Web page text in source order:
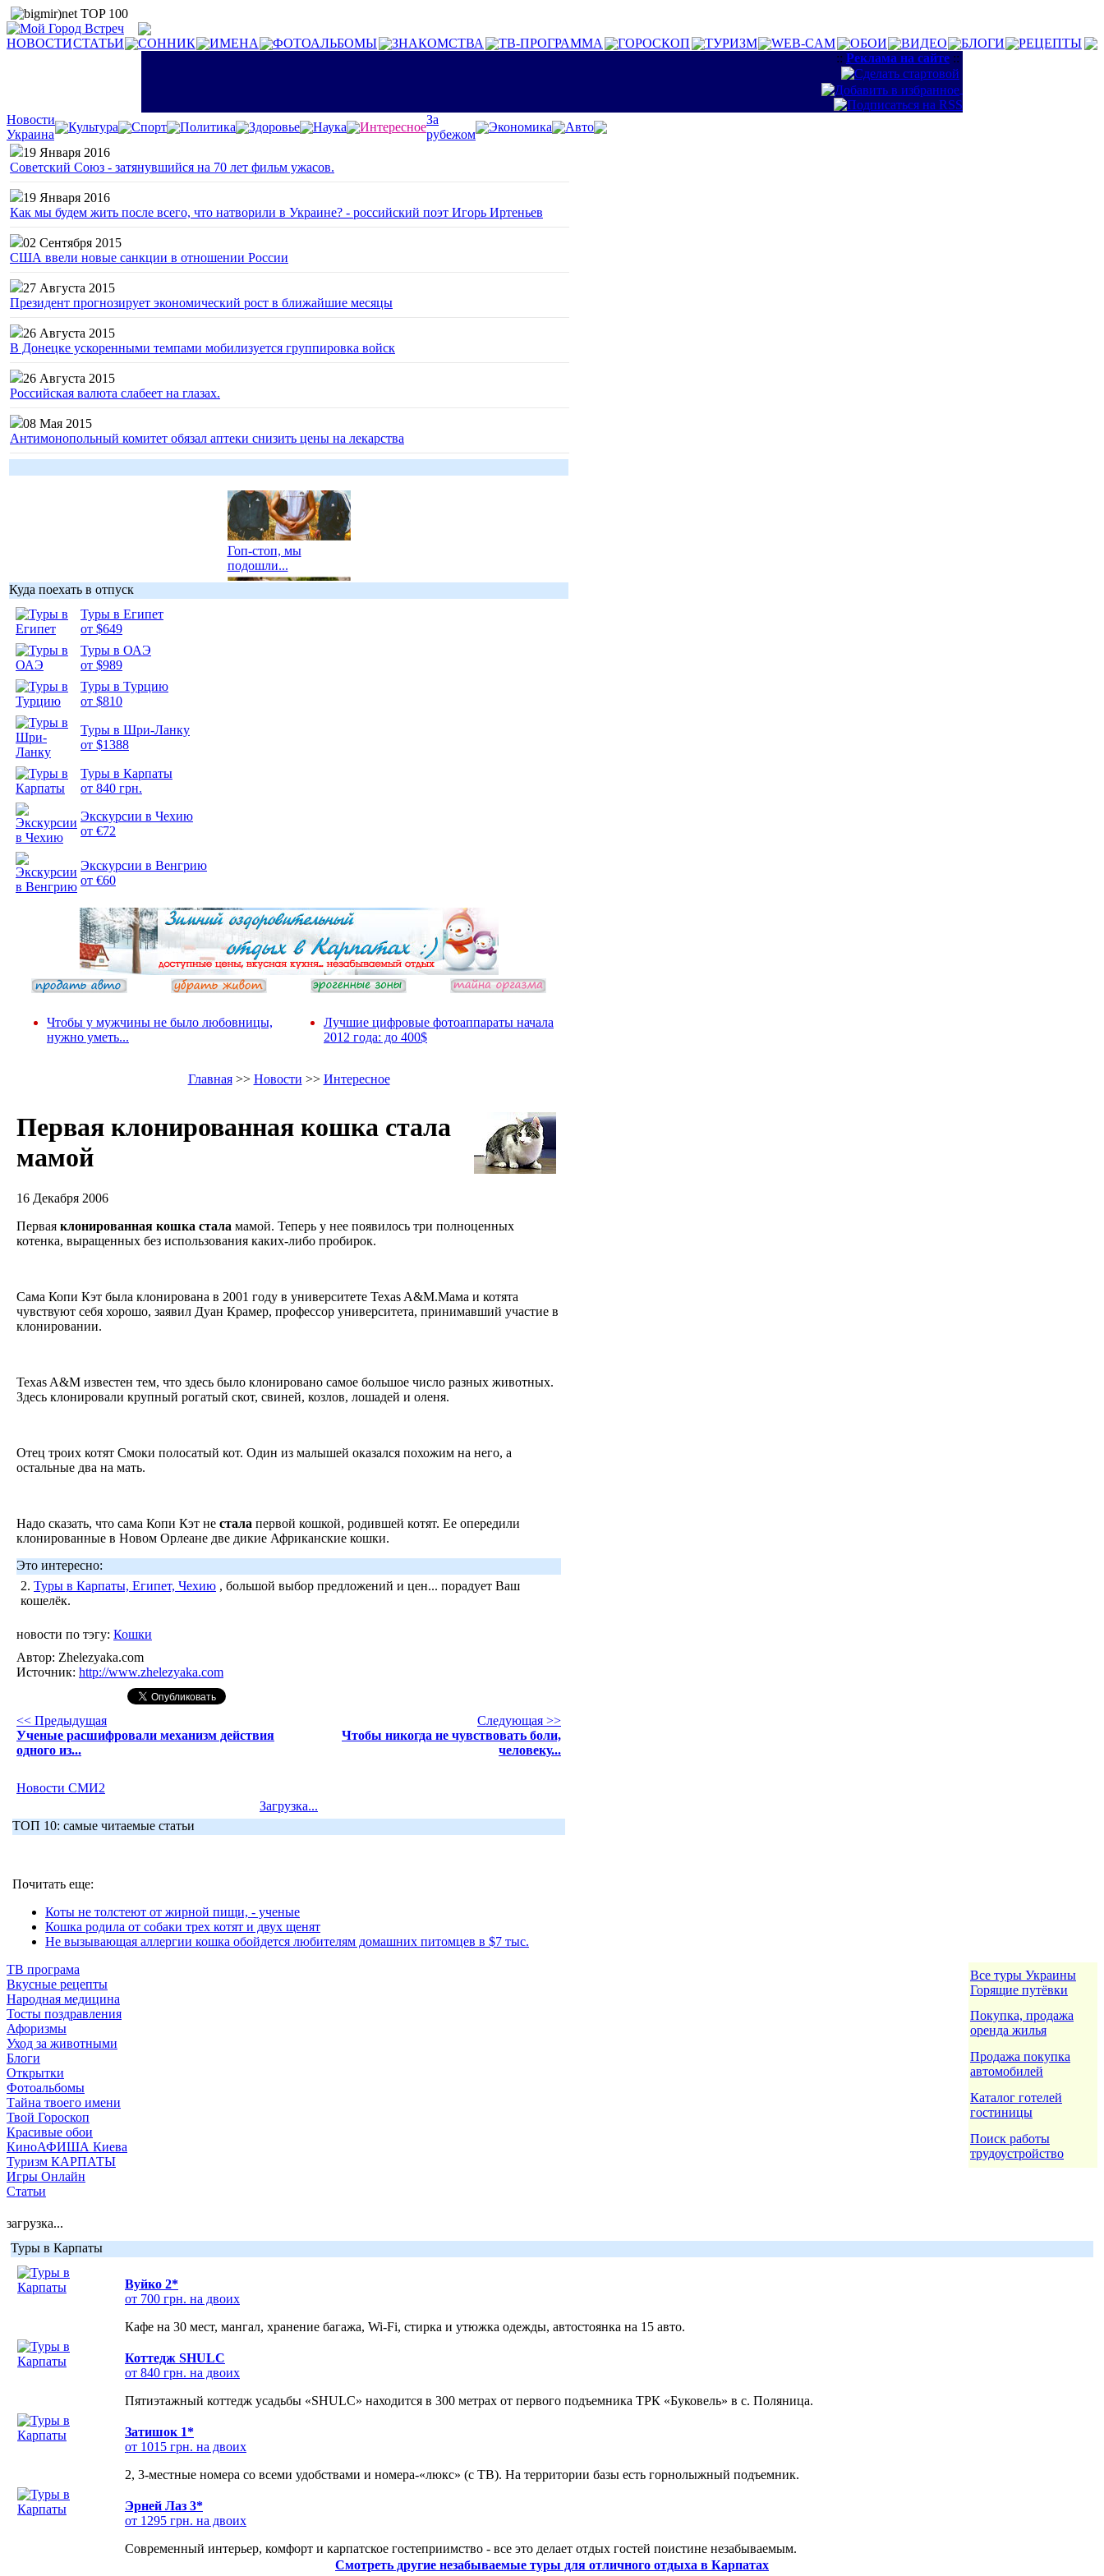
НОВОСТИСТАТЬИ СОННИК ИМЕНА ФОТОАЛЬБОМЫ ЗНАКОМСТВА ТВ-ПРОГРАММА ГОРОСКОП ТУРИЗМ WEB-CAM ОБОИ ВИДЕО БЛОГИ
РЕЦЕПТЫ
:: Реклама на сайте ::
Новости
Украина
Культура Спорт Политика Здоровье Наука Интересное
За
рубежом
Экономика
Авто
19 Января 2016
Советский Союз - затянувшийся на 70 лет фильм ужасов.
19 Января 2016
Как мы будем жить после всего, что натворили в Украине? - российский поэт Игорь Иртеньев
02 Сентября 2015
США ввели новые санкции в отношении России
27 Августа 2015
Президент прогнозирует экономический рост в ближайшие месяцы
26 Августа 2015
В Донецке ускоренными темпами мобилизуется группировка войск
26 Августа 2015
Российская валюта слабеет на глазах.
08 Мая 2015
Антимонопольный комитет обязал аптеки снизить цены на лекарства
Гоп-стоп, мы
подошли...
Куда поехать в отпуск
Туры в Египет
от $649
Туры в ОАЭ
от $989
Туры в Турцию
от $810
Туры в Шри-Ланку
от $1388
Туры в Карпаты
от 840 грн.
Экскурсии в Чехию
от €72
Экскурсии в Венгрию
от €60
Чтобы у мужчины не было любовницы,
нужно уметь...
Лучшие цифровые фотоаппараты начала
2012 года: до 400$
Главная>> Новости >> Интересное
Первая клонированная кошка стала
мамой
16 Декабря 2006
Первая клонированная кошка стала мамой. Теперь у нее появилось три полноценных
котенка, выращенных без использования каких-либо пробирок.
Сама Копи Кэт была клонирована в 2001 году в университете Texas A&M.Мама и котята
чувствуют себя хорошо, заявил Дуан Крамер, профессор университета, принимавший участие в
клонировании.
Texas A&M известен тем, что здесь было клонировано самое большое число разных животных.
Здесь клонировали крупный рогатый скот, свиней, козлов, лошадей и оленя.
Отец троих котят Смоки полосатый кот. Один из малышей оказался похожим на него, а
остальные два на мать.
Надо сказать, что сама Копи Кэт не стала первой кошкой, родившей котят. Ее опередили
клонированные в Новом Орлеане две дикие Африканские кошки.
Это интересно:
2. Туры в Карпаты, Египет, Чехию , большой выбор предложений и цен... порадует Ваш
кошелёк.
новости по тэгу: Кошки
Автор: Zhelezyaka.com
Источник: http://www.zhelezyaka.com
<< Предыдущая
Ученые расшифровали механизм действия
одного из...
Следующая >>
Чтобы никогда не чувствовать боли,
человеку...
Новости СМИ2
Загрузка...
ТОП 10: самые читаемые статьи
Почитать еще:
Коты не толстеют от жирной пищи, - ученые
Кошка родила от собаки трех котят и двух щенят
Не вызывающая аллергии кошка обойдется любителям домашних питомцев в $7 тыс.
ТВ програма
Вкусные рецепты
Народная медицина
Тосты поздравления
Афоризмы
Уход за животными
Блоги
Открытки
Фотоальбомы
Тайна твоего имени
Твой Гороскоп
Красивые обои
КиноАФИША Киева
Туризм КАРПАТЫ
Игры Онлайн
Статьи
Все туры Украины
Горящие путёвки
Покупка, продажа
оренда жилья
Продажа покупка
автомобилей
Каталог готелей
гостиницы
Поиск работы
трудоустройство
загрузка...
Туры в Карпаты
Вуйко 2*
от 700 грн. на двоих
Кафе на 30 мест, мангал, хранение багажа, Wi-Fi, стирка и утюжка одежды, автостоянка на 15 авто.
Коттедж SHULC
от 840 грн. на двоих
Пятиэтажный коттедж усадьбы «SHULC» находится в 300 метрах от первого подъемника ТРК «Буковель» в с. Поляница.
Затишок 1*
от 1015 грн. на двоих
2, 3-местные номера со всеми удобствами и номера-«люкс» (с ТВ). На территории базы есть горнолыжный подъемник.
Эрней Лаз 3*
от 1295 грн. на двоих
Современный интерьер, комфорт и карпатское гостеприимство - все это делает отдых гостей поистине незабываемым.
Смотреть другие незабываемые туры для отличного отдыха в Карпатах